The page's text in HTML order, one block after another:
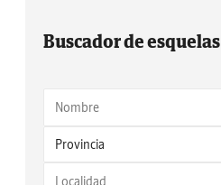
Buscador de esquelas